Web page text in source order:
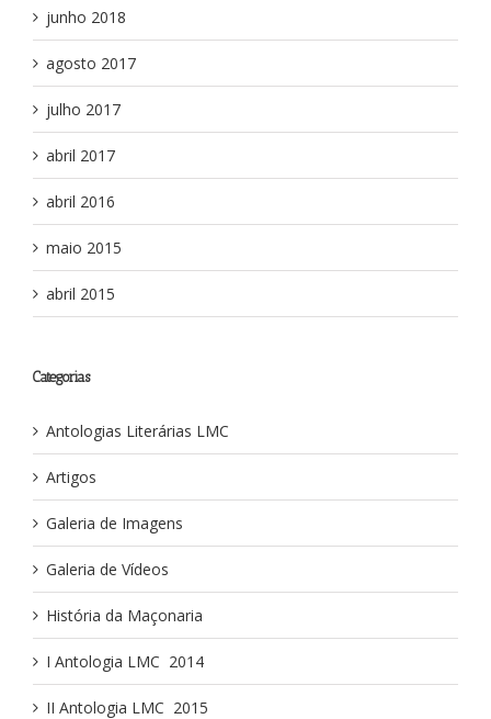
junho 2018
agosto 2017
julho 2017
abril 2017
abril 2016
maio 2015
abril 2015
Categorias
Antologias Literárias LMC
Artigos
Galeria de Imagens
Galeria de Vídeos
História da Maçonaria
I Antologia LMC ­ 2014
II Antologia LMC ­ 2015